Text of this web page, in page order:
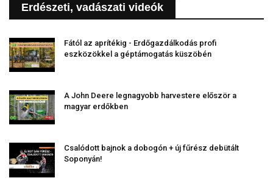
Erdészeti, vadászati videók
Fától az aprítékig - Erdőgazdálkodás profi
eszközökkel a géptámogatás küszöbén
A John Deere legnagyobb harvestere először a
magyar erdőkben
Csalódott bajnok a dobogón + új fűrész debütált
Soponyán!